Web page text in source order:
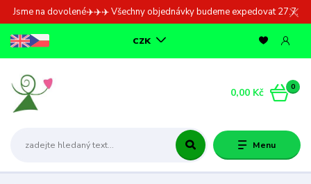
Jsme na dovolené✈️✈️✈️ Všechny objednávky budeme expedovat 27.7.
Menu
CZK
0
0,00 Kč